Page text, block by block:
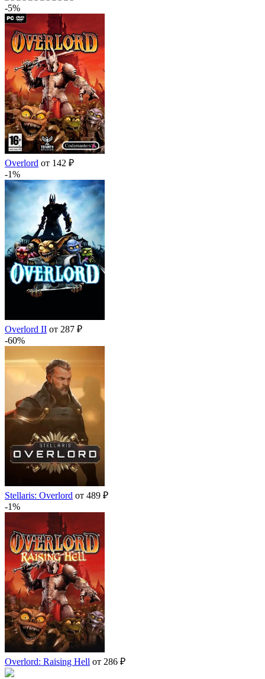
-5%
Overlord от 142 ₽
-1%
Overlord II от 287 ₽
-60%
Stellaris: Overlord от 489 ₽
-1%
Overlord: Raising Hell от 286 ₽